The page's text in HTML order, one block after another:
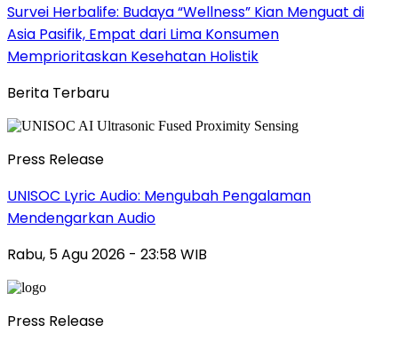
Survei Herbalife: Budaya “Wellness” Kian Menguat di
Asia Pasifik, Empat dari Lima Konsumen
Memprioritaskan Kesehatan Holistik
Berita Terbaru
Press Release
UNISOC Lyric Audio: Mengubah Pengalaman
Mendengarkan Audio
Rabu, 5 Agu 2026 - 23:58 WIB
Press Release